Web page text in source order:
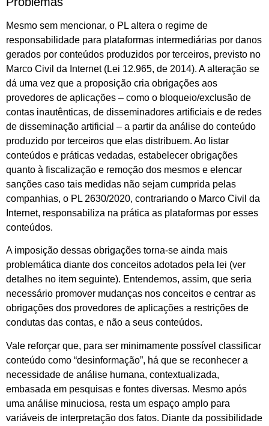
Mesmo sem mencionar, o PL altera o regime de
responsabilidade para plataformas intermediárias por danos
gerados por conteúdos produzidos por terceiros, previsto no
Marco Civil da Internet (Lei 12.965, de 2014). A alteração se
dá uma vez que a proposição cria obrigações aos
provedores de aplicações – como o bloqueio/exclusão de
contas inautênticas, de disseminadores artificiais e de redes
de disseminação artificial – a partir da análise do conteúdo
produzido por terceiros que elas distribuem. Ao listar
conteúdos e práticas vedadas, estabelecer obrigações
quanto à fiscalização e remoção dos mesmos e elencar
sanções caso tais medidas não sejam cumprida pelas
companhias, o PL 2630/2020, contrariando o Marco Civil da
Internet, responsabiliza na prática as plataformas por esses
conteúdos.
A imposição dessas obrigações torna-se ainda mais
problemática diante dos conceitos adotados pela lei (ver
detalhes no item seguinte). Entendemos, assim, que seria
necessário promover mudanças nos conceitos e centrar as
obrigações dos provedores de aplicações a restrições de
condutas das contas, e não a seus conteúdos.
Vale reforçar que, para ser minimamente possível classificar
conteúdo como “desinformação”, há que se reconhecer a
necessidade de análise humana, contextualizada,
embasada em pesquisas e fontes diversas. Mesmo após
uma análise minuciosa, resta um espaço amplo para
variáveis de interpretação dos fatos. Diante da possibilidade